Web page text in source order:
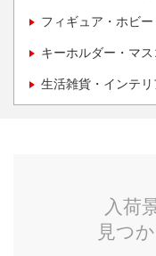
フィギュア・ホビー
キーホルダー・マ
生活雑貨・インテリ